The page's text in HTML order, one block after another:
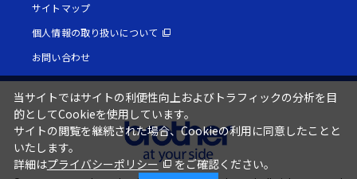
サイトマップ
個人情報の取り扱いについて
お問い合わせ
当サイトではサイトの利便性向上およびトラフィックの分析を目
的としてCookieを使用しています。
サイトの閲覧を継続された場合、Cookieの利用に同意したことと
いたします。
詳細はプライバシーポリシー
をご確認ください。